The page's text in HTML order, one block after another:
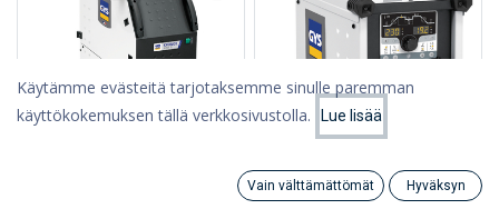
Suosituimmat
Category Gys Titan 231 Dc Fv - Without
Käytämme evästeitä tarjotaksemme sinulle paremman
käyttökokemuksen tällä verkkosivustolla.
Lue lisää
Vain välttämättömät Hyväksyn